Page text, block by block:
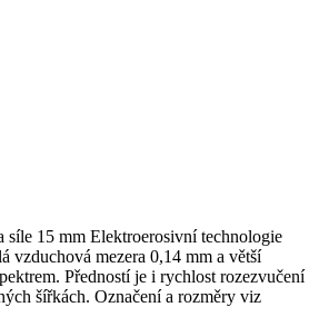
15 mm Elektroerosivní technologie
mezera 0,14 mm a větší
Předností je i rychlost rozezvučení
šířkách. Označení a rozměry viz